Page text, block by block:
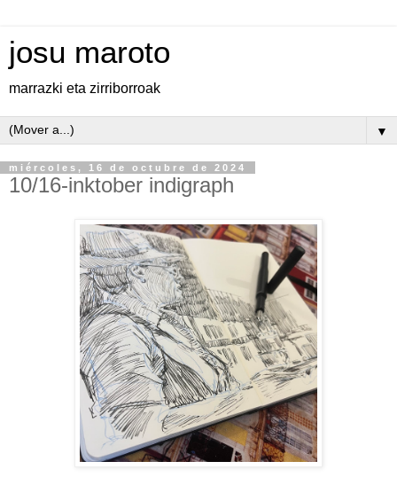
josu maroto
marrazki eta zirriborroak
▼
miércoles, 16 de octubre de 2024
10/16-inktober indigraph